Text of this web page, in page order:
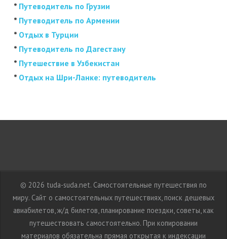
* Путеводитель по Грузии
* Путеводитель по Армении
* Отдых в Турции
* Путеводитель по Дагестану
* Путешествие в Узбекистан
* Отдых на Шри-Ланке: путеводитель
© 2026 tuda-suda.net. Самостоятельные путешествия по
миру. Сайт о самостоятельных путешествиях, поиск дешевых
авиабилетов, ж/д билетов, планирование поездки, советы, как
путешествовать самостоятельно. При копировании
материалов обязательна прямая открытая к индексации